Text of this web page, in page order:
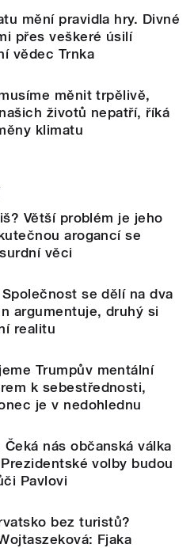
mění pravidla hry. Divné
přes veškeré úsilí
vědec Trnka
měnit trpělivě,
životů nepatří, říká
klimatu
Větší problém je jeho
arogancí se
věci
se dělí na dva
argumentuje, druhý si
realitu
Trumpův mentální
k sebestřednosti,
je v nedohlednu
nás občanská válka
volby budou
Pavlovi
bez turistů?
Fjaka